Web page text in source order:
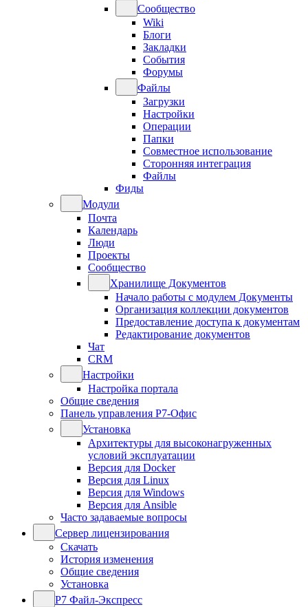
Сообщество
Wiki
Блоги
Закладки
События
Форумы
Файлы
Загрузки
Настройки
Операции
Папки
Совместное использование
Сторонняя интеграция
Файлы
Фиды
Модули
Почта
Календарь
Люди
Проекты
Сообщество
Хранилище Документов
Начало работы с модулем Документы
Организация коллекции документов
Предоставление доступа к документам
Редактирование документов
Чат
CRM
Настройки
Настройка портала
Общие сведения
Панель управления Р7-Офис
Установка
Архитектуры для высоконагруженных
условий эксплуатации
Версия для Docker
Версия для Linux
Версия для Windows
Версия для Ansible
Часто задаваемые вопросы
Сервер лицензирования
Скачать
История изменения
Общие сведения
Установка
Р7 Файл-Экспресс